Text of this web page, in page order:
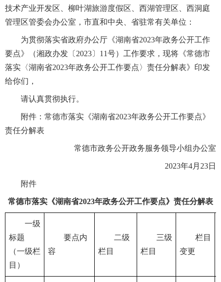
技术产业开发区、柳叶湖旅游度假区、西湖管理区、西洞庭
管理区管委会办公室，市直和中央、省驻常有关单位：
为贯彻落实省政府办公厅《湖南省2023年政务公开工作
要点》（湘政办发〔2023〕11号）工作要求，现将《常德市
落实〈湖南省2023年政务公开工作要点〉责任分解表》印发
给你们，
请认真贯彻执行。
附件：常德市落实《湖南省2023年政务公开工作要点》
责任分解表
常德市政务公开政务服务领导小组办公室
2023年4月23日
附件
常德市落实《湖南省2023年政务公开工作要点》责任分解表
一级
标题
（一级栏
目）
要点内
容
二级
栏目
三级
栏目
栏目
变更